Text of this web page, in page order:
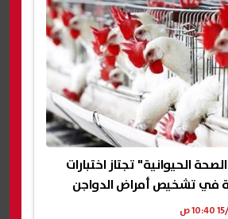
"الصحة الحيوانية" تجتاز اختبارات
في تشخيص أمراض الدواجن